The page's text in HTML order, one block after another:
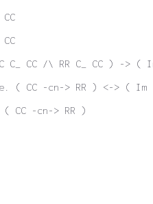
C_ CC /\ RR C_ CC ) ->
( CC -cn-> RR ) <-> (
CC -cn-> RR )